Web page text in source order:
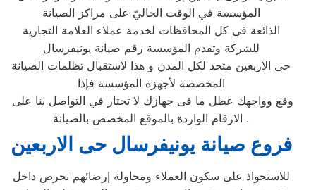
المؤسسة في الوقت الحاليّ على مراكز الصيانة
الذائعة فى كل المحافظات لخدمة عملاء العلامة التجارية
للشركة وتقدم المؤسسة رقم صيانة يونيفرسال
حى الاربعين متحد لكل المدن و هذا لاستقبال تظلمات الصيانة
المخصصة لأجهزة المؤسسة فإذا
الارقام الواردة بالموقع المخصص بالصيانة .
فروع صيانة يونيفرسال حى الاربعين
للاستحواذ على سكون العملاء ومحاولة إرضائهم نحرص داخل